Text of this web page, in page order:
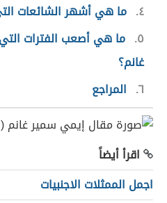
٤ ما هي أشهر الشائعات
٥ ما هي أصعب الفترات
غانم؟
٦ المراجع
اقرأ أيضاً
اجمل الممثلات الاجنبيات